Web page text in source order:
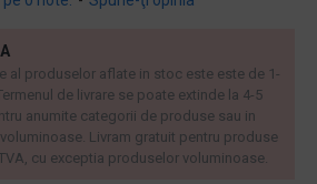
al produselor aflate in stoc este este de 1-
de livrare se poate extinde la 4-5
anumite categorii de produse sau in
Livram gratuit pentru produse
cu exceptia produselor voluminoase.